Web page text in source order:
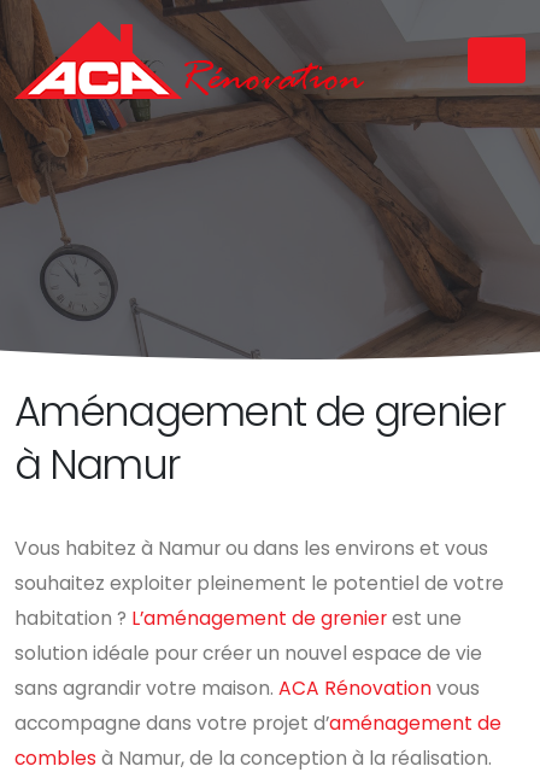
Aménagement de grenier
à Namur
Vous habitez à Namur ou dans les environs et vous
souhaitez exploiter pleinement le potentiel de votre
habitation ? L’aménagement de grenierest une
solution idéale pour créer un nouvel espace de vie
sans agrandir votre maison. ACA Rénovationvous
accompagne dans votre projet d’aménagement de
combles à Namur, de la conception à la réalisation.